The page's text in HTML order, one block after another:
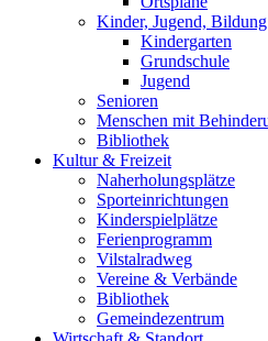
Kinder, Jugend, Bildung
Kindergarten
Grundschule
Jugend
Senioren
Menschen mit
Bibliothek
Kultur & Freizeit
Naherholungsplätze
Sporteinrichtungen
Kinderspielplätze
Ferienprogramm
Vilstalradweg
Vereine & Verbände
Bibliothek
Gemeindezentrum